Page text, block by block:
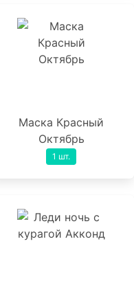
Маска Красный
Октябрь
1 шт.